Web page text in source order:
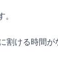
。
割ける時間